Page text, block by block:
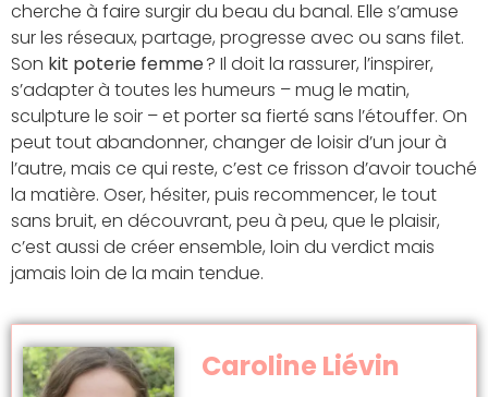
cherche à faire surgir du beau du banal. Elle s’amuse
sur les réseaux, partage, progresse avec ou sans filet.
Son kit poterie femme? Il doit la rassurer, l’inspirer,
s’adapter à toutes les humeurs – mug le matin,
sculpture le soir – et porter sa fierté sans l’étouffer. On
peut tout abandonner, changer de loisir d’un jour à
l’autre, mais ce qui reste, c’est ce frisson d’avoir touché
la matière. Oser, hésiter, puis recommencer, le tout
sans bruit, en découvrant, peu à peu, que le plaisir,
c’est aussi de créer ensemble, loin du verdict mais
jamais loin de la main tendue.
Caroline Liévin